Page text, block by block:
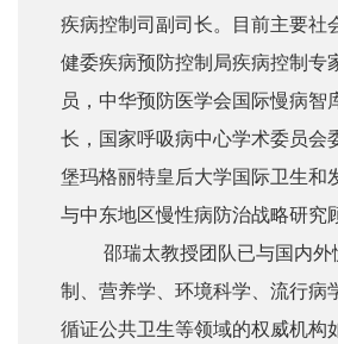
疾病控制司副司长。目前主要社
健委疾病预防控制局疾病控制专
员，中华预防医学会国际慢病智
长，国家呼吸病中心学术委员会
堡玛格丽特皇后大学国际卫生和
与中东地区慢性病防治战略研究
邵瑞太教授团队已与国内外
制、营养学、环境科学、流行病
循证公共卫生等领域的权威机构